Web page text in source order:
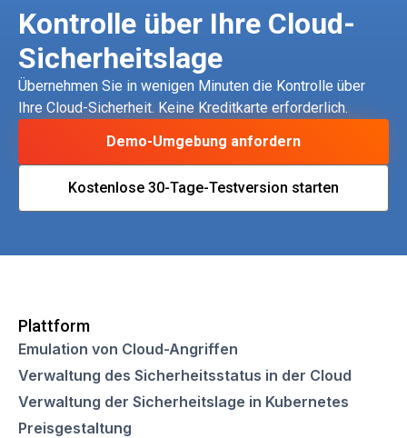
Kontrolle über Ihre Cloud-
Sicherheitslage
Übernehmen Sie in wenigen Minuten die Kontrolle über
Ihre Cloud-Sicherheit. Keine Kreditkarte erforderlich.
Demo-Umgebung anfordern
Kostenlose 30-Tage-Testversion starten
Plattform
Emulation von Cloud-Angriffen
Verwaltung des Sicherheitsstatus in der Cloud
Verwaltung der Sicherheitslage in Kubernetes
Preisgestaltung